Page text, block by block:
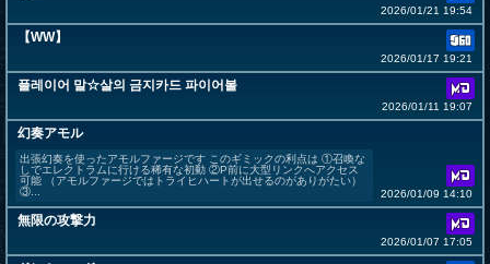
2026/01/21 19:54
【WW】
2026/01/17 19:21
플레이어 말☆살의 금지카드 파이어볼
2026/01/11 19:07
幻奏アモル
出張幻奏を使ったアモルファージです このギミックの利点は ①召喚な
しでエレクトラムに行ける稀有な初動 ②P前に大型リンクへアクセス
可能 （アモルファージではトライヒハートが出せるのがありがたい）
③...
2026/01/09 14:10
無限の攻撃力
2026/01/07 17:05